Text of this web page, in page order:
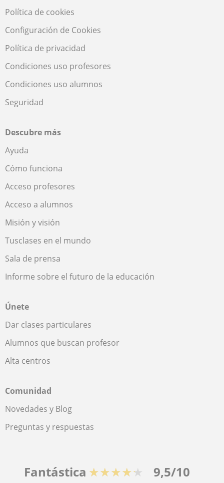
Política de cookies
Configuración de Cookies
Política de privacidad
Condiciones uso profesores
Condiciones uso alumnos
Seguridad
Descubre más
Ayuda
Cómo funciona
Acceso profesores
Acceso a alumnos
Misión y visión
Tusclases en el mundo
Sala de prensa
Informe sobre el futuro de la educación
Únete
Dar clases particulares
Alumnos que buscan profesor
Alta centros
Comunidad
Novedades y Blog
Preguntas y respuestas
Fantástica ★★★★★ 9,5/10